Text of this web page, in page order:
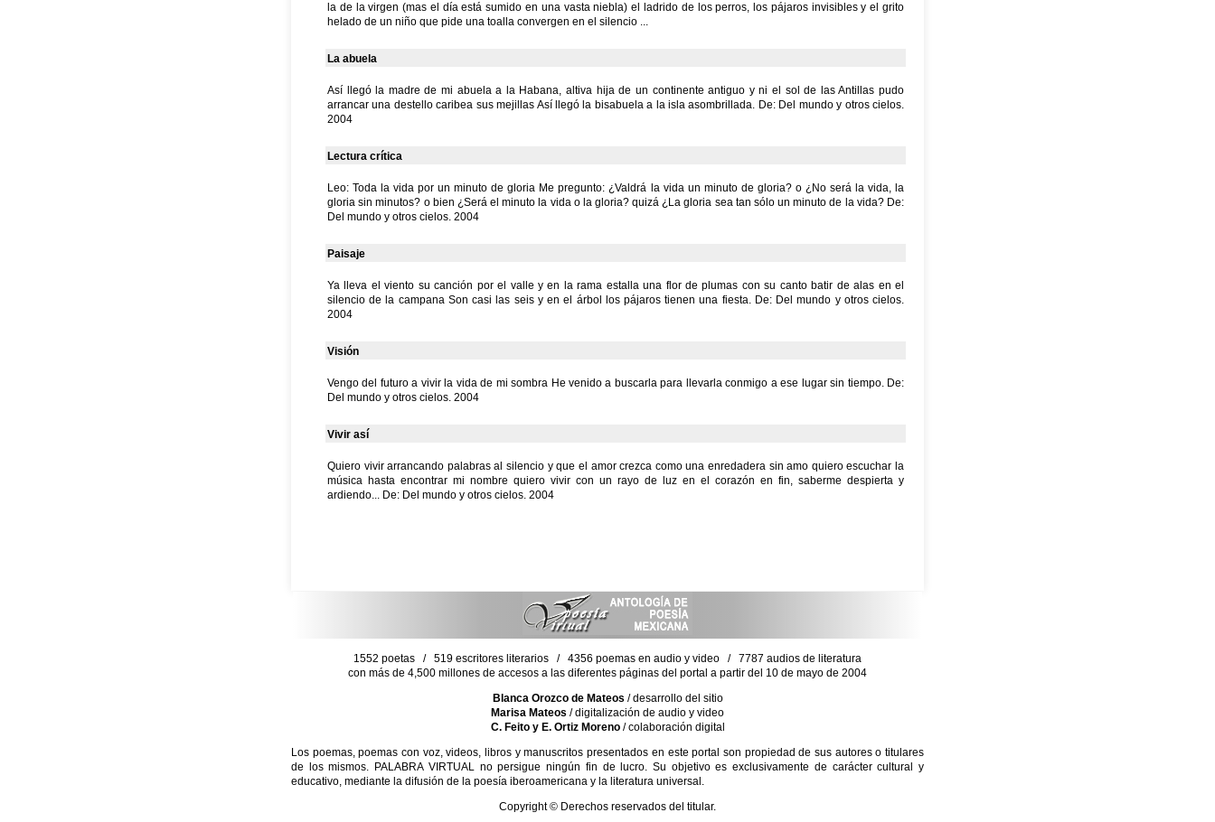
la de la virgen (mas el día está sumido en una vasta niebla) el ladrido de los perros, los pájaros invisibles y el grito
helado de un niño que pide una toalla convergen en el silencio ...
La abuela
Así llegó la madre de mi abuela a la Habana, altiva hija de un continente antiguo y ni el sol de las Antillas pudo
arrancar una destello caribea sus mejillas Así llegó la bisabuela a la isla asombrillada. De: Del mundo y otros cielos.
2004
Lectura crítica
Leo: Toda la vida por un minuto de gloria Me pregunto: ¿Valdrá la vida un minuto de gloria? o ¿No será la vida, la
gloria sin minutos? o bien ¿Será el minuto la vida o la gloria? quizá ¿La gloria sea tan sólo un minuto de la vida? De:
Del mundo y otros cielos. 2004
Paisaje
Ya lleva el viento su canción por el valle y en la rama estalla una flor de plumas con su canto batir de alas en el
silencio de la campana Son casi las seis y en el árbol los pájaros tienen una fiesta. De: Del mundo y otros cielos.
2004
Visión
Vengo del futuro a vivir la vida de mi sombra He venido a buscarla para llevarla conmigo a ese lugar sin tiempo. De:
Del mundo y otros cielos. 2004
Vivir así
Quiero vivir arrancando palabras al silencio y que el amor crezca como una enredadera sin amo quiero escuchar la
música hasta encontrar mi nombre quiero vivir con un rayo de luz en el corazón en fin, saberme despierta y
ardiendo... De: Del mundo y otros cielos. 2004
1552 poetas / 519 escritores literarios / 4356 poemas en audio y video / 7787 audios de literatura
con más de 4,500 millones de accesos a las diferentes páginas del portal a partir del 10 de mayo de 2004
Blanca Orozco de Mateos / desarrollo del sitio
Marisa Mateos / digitalización de audio y video
C. Feito y E. Ortiz Moreno/ colaboración digital
Los poemas, poemas con voz, videos, libros y manuscritos presentados en este portal son propiedad de sus autores o titulares
de los mismos. PALABRA VIRTUAL no persigue ningún fin de lucro. Su objetivo es exclusivamente de carácter cultural y
educativo, mediante la difusión de la poesía iberoamericana y la literatura universal.
Copyright © Derechos reservados del titular.